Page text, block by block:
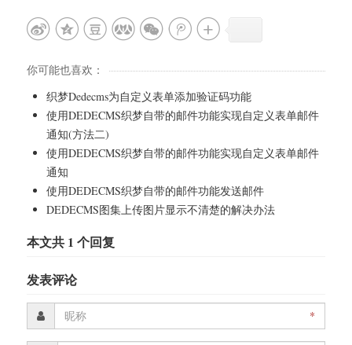
你可能也喜欢：
织梦Dedecms为自定义表单添加验证码功能
使用DEDECMS织梦自带的邮件功能实现自定义表单邮件
通知(方法二)
使用DEDECMS织梦自带的邮件功能实现自定义表单邮件
通知
使用DEDECMS织梦自带的邮件功能发送邮件
DEDECMS图集上传图片显示不清楚的解决办法
本文共 1 个回复
发表评论
*